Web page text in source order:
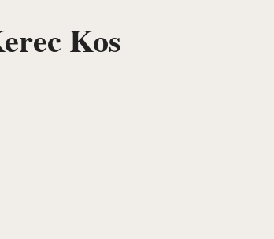
Kos